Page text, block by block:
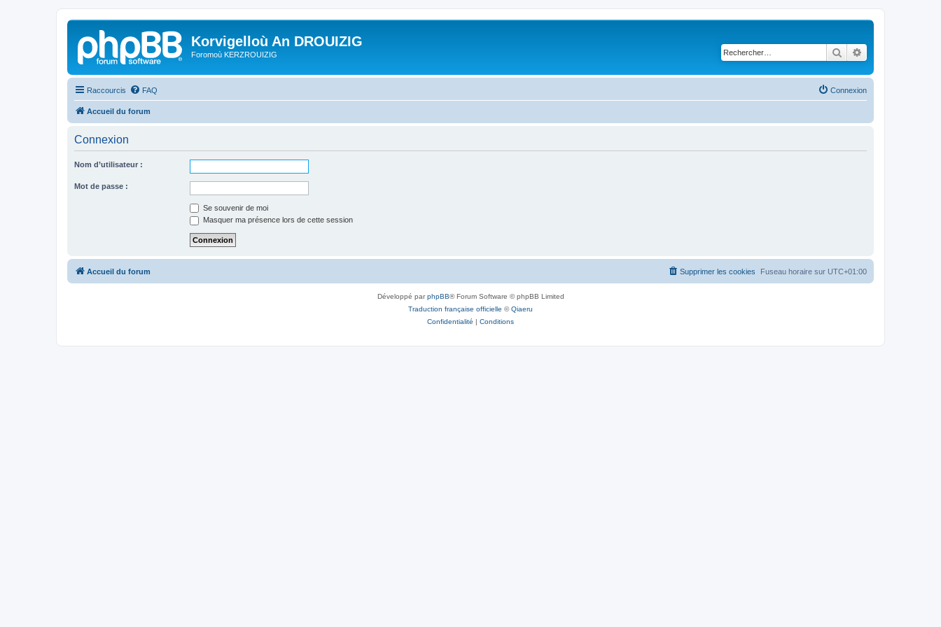
Korvigelloù An DROUIZIG
Foromoù KERZROUIZIG Rechercher
Raccourcis FAQ Connexion
Accueil du forum
Connexion
Nom d’utilisateur :
Mot de passe :
Se souvenir de moi
Masquer ma présence lors de cette session
Accueil du forum Fuseau horaire sur UTC+01:00
Supprimer les cookies
Développé parphpBB® Forum Software © phpBB Limited
Traduction française officielle ©Qiaeru
Confidentialité | Conditions